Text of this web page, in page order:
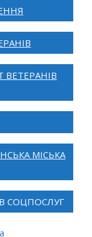
МІСЬКА
СОЦПОСЛУГ